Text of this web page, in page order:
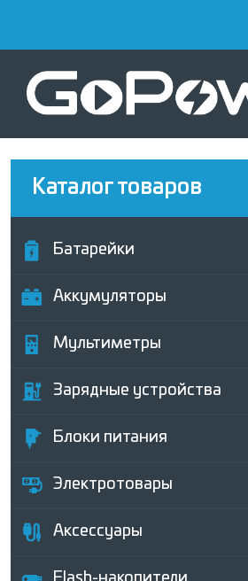
Каталог товаров
Батарейки
Аккумуляторы
Мультиметры
Зарядные устройства
Блоки питания
Электротовары
Аксессуары